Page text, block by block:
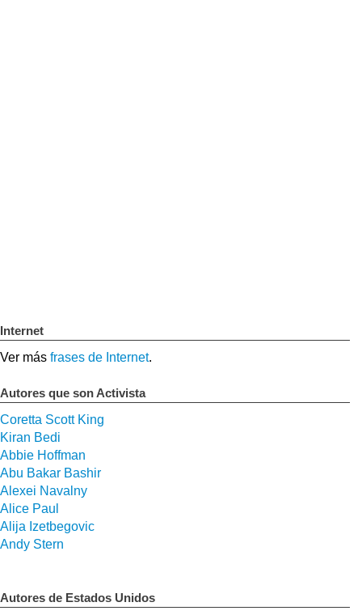
Internet
Ver más frases de Internet.
Autores que son Activista
Coretta Scott King
Kiran Bedi
Abbie Hoffman
Abu Bakar Bashir
Alexei Navalny
Alice Paul
Alija Izetbegovic
Andy Stern
Autores de Estados Unidos